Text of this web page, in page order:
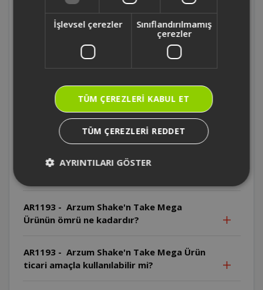
parçalar bulaşık makinesinde yıkanamaz?
AR1193 - Arzum Shake'n Take Mega Motor
gövdesi bulaşık makinesinde yıkanabilir
AR1193 - Arzum Shake'n Take Mega Motor
gövdesi suya daldırılabilir mi?
Bıçaklar neden özellikle dikkatli
AR1193 - Arzum Shake'n Take Mega
Ürünün ömrü ne kadardır?
AR1193 - Arzum Shake'n Take Mega Ürün
ticari amaçla kullanılabilir mi?
İşlevsel çerezler
Sınıflandırılmamış
çerezler
TÜM ÇEREZLERI KABUL ET
TÜM ÇEREZLERI REDDET
AYRINTILARI GÖSTER